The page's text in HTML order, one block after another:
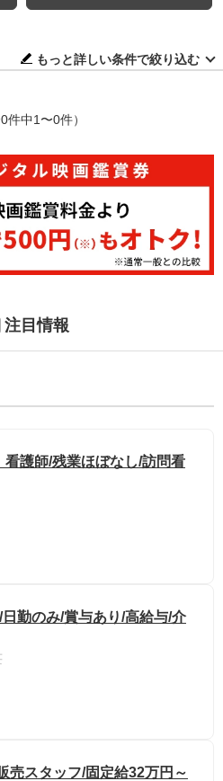
もっと詳しい条件で絞り込む
0件中1〜0件）
注目情報
看護師/残業ほぼなし/訪問看
勤のみ/賞与あり/高給与/介
売スタッフ/固定給32万円～